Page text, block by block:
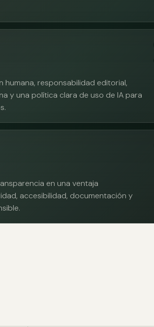
humana, responsabilidad editorial,
y una política clara de uso de IA para
en una ventaja
accesibilidad, documentación y